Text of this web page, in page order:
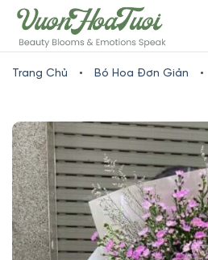
www.vuonhoatuoi.vnSkip
to
content
Trang Chủ • Bó Hoa Đơn Giản •